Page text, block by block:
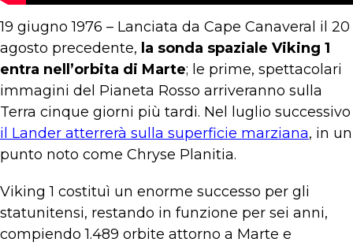
19 giugno 1976 – Lanciata da Cape Canaveral il 20
agosto precedente, la sonda spaziale Viking 1
entra nell’orbita di Marte; le prime, spettacolari
immagini del Pianeta Rosso arriveranno sulla
Terra cinque giorni più tardi. Nel luglio successivo
il Lander atterrerà sulla superficie marziana, in un
punto noto come Chryse Planitia.
Viking 1 costituì un enorme successo per gli
statunitensi, restando in funzione per sei anni,
compiendo 1.489 orbite attorno a Marte e